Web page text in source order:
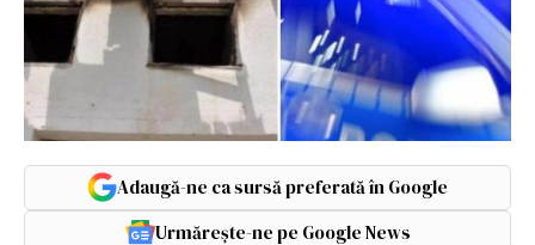
Adaugă-ne ca sursă preferată în Google
Urmărește-ne pe Google News